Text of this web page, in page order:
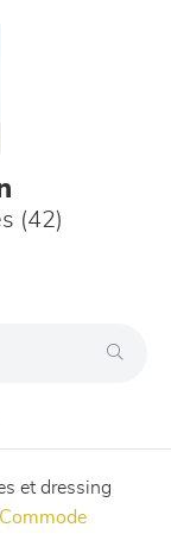
(42)
et dressing
commode